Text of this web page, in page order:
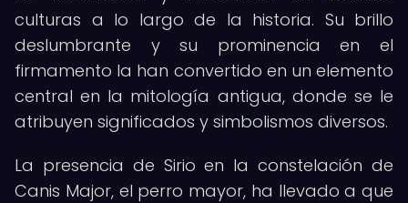
culturas a lo largo de la historia. Su brillo
deslumbrante y su prominencia en el
firmamento la han convertido en un elemento
central en la mitología antigua, donde se le
atribuyen significados y simbolismos diversos.
La presencia de Sirio en la constelación de
Canis Major, el perro mayor, ha llevado a que